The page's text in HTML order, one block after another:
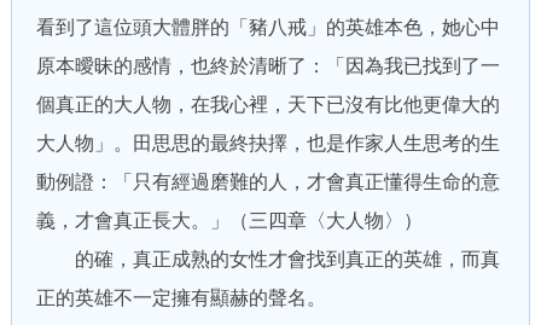
看到了這位頭大體胖的「豬八戒」的英雄本色，她心中
原本曖昧的感情，也終於清晰了：「因為我已找到了一
個真正的大人物，在我心裡，天下已沒有比他更偉大的
大人物」。田思思的最終抉擇，也是作家人生思考的生
動例證：「只有經過磨難的人，才會真正懂得生命的意
義，才會真正長大。」（三四章〈大人物〉）
的確，真正成熟的女性才會找到真正的英雄，而真
正的英雄不一定擁有顯赫的聲名。